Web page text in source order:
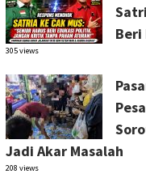
305 views
Jadi Akar Masalah
208 views